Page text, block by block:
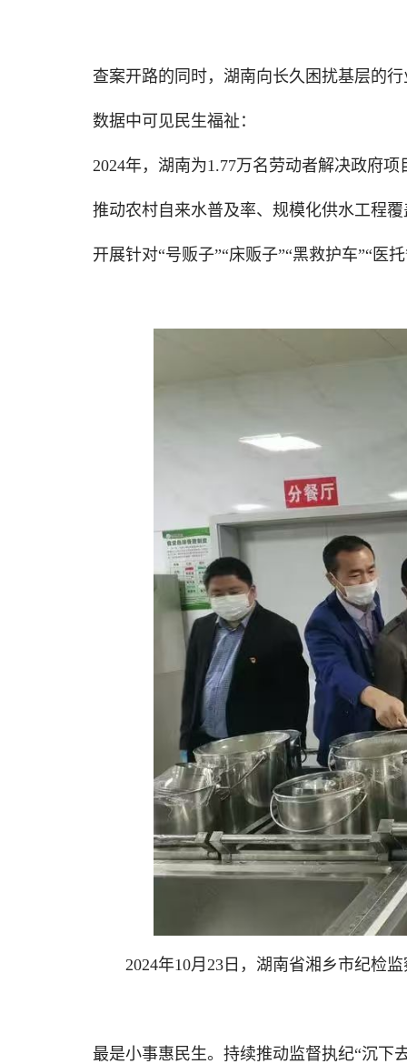
查案开路的同时，湖南向长久困扰基层的
数据中可见民生福祉：
2024年，湖南为1.77万名劳动者解决政府
推动农村自来水普及率、规模化供水工程覆
开展针对“号贩子”“床贩子”“黑救护车”“医
2024年10月23日，湖南省湘乡市纪检监
最是小事惠民生。持续推动监督执纪“沉下